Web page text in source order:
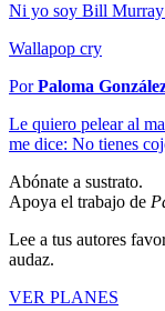
Ni yo soy Bill Murray
Wallapop cry
PorPaloma
Le quiero pelear al
me dice: No tienes
Abónate a sustrato.
Apoya el trabajo de
Lee a tus autores
audaz.
VER PLANES